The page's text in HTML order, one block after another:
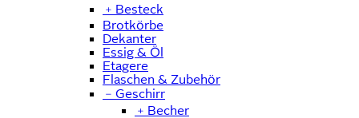
﹢ Besteck
Brotkörbe
Dekanter
Essig & Öl
Etagere
Flaschen & Zubehör
﹣ Geschirr
﹢ Becher